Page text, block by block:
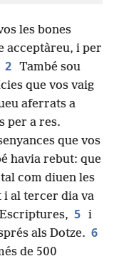
les bones
acceptàreu, i per
2 També sou
que vos vaig
aferrats a
per a res.
que vos
havia rebut: que
com diuen les
i al tercer dia va
5 i
als Dotze. 6
de 500